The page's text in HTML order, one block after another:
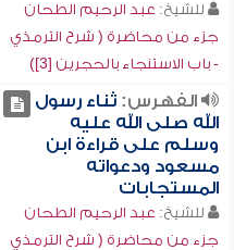
للشيخ: عبد الرحيم الطحان
جزء من محاضرة ( شرح الترمذي
- باب الاستنجاء بالحجرين [3])
الفهرس:ثناء رسول
الله صلى الله عليه
وسلم على قراءة ابن
مسعود ودعواته
المستجابات
للشيخ: عبد الرحيم الطحان
جزء من محاضرة ( شرح الترمذي